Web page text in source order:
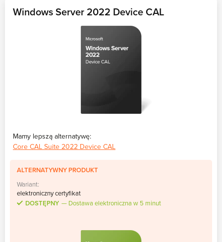
Windows Server 2022 Device CAL
Mamy lepszą alternatywę:
Core CAL Suite 2022 Device CAL
ALTERNATYWNY PRODUKT
Wariant:
elektroniczny certyfikat
DOSTĘPNY
Dostawa elektroniczna w 5 minut